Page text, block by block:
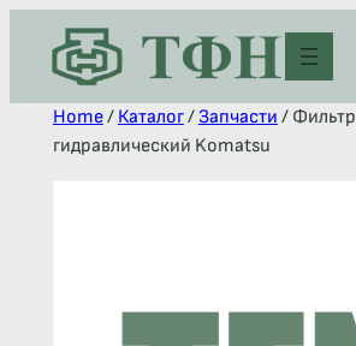
Home/ Каталог/ Запчасти / Фильтр
гидравлический Komatsu